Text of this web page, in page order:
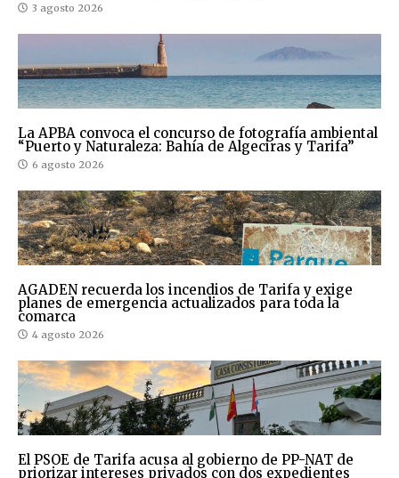
3 agosto 2026
La APBA convoca el concurso de fotografía ambiental
“Puerto y Naturaleza: Bahía de Algeciras y Tarifa”
6 agosto 2026
AGADEN recuerda los incendios de Tarifa y exige
planes de emergencia actualizados para toda la
comarca
4 agosto 2026
El PSOE de Tarifa acusa al gobierno de PP-NAT de
priorizar intereses privados con dos expedientes